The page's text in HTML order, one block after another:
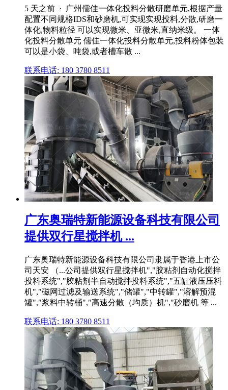
5 天之前 · 广州儒佳一体化投料分散研磨单元,根据产量
配置不同规格IDS和砂磨机,可实现实现投料,分散,研磨一
体化,物料粒径 可以实现微米、亚微米,直纳米级。 一体
化投料分散单元 儒佳一体化投料分散单元,投料粉体包装
可以是小袋、吨袋,或者槽车散 ...
联系电话: 180 3780 8511
广东奥瑞特新能源设备科技有限公司
提供双行星搅拌机 ...
广东奥瑞特新能源设备科技有限公司隶属于香港上市公
司天安 （...公司提供双行星搅拌机","胶粘剂自动化搅拌
投料系统","胶粘剂半自动搅拌投料系统","五缸液压压料
机","磁网过滤及输送系统","储罐","中转罐","溶解预混
罐","浆料中转桶","高速分散（均质）机","砂磨机 等 ...
联系电话: 180 3780 8511